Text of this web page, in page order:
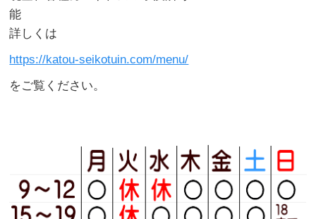
能
詳しくは
https://katou-seikotuin.com/menu/
をご覧ください。